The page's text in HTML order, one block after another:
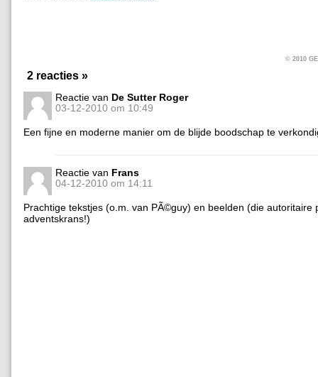
© 2010
2 reacties »
Reactie van De Sutter Roger
03-12-2010 om 10:49
Een fijne en moderne manier om de blijde boodschap te
Reactie van Frans
04-12-2010 om 14:11
Prachtige tekstjes (o.m. van PÃ©guy) en beelden (die autoritaire
adventskrans!)